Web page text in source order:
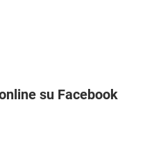
su Facebook